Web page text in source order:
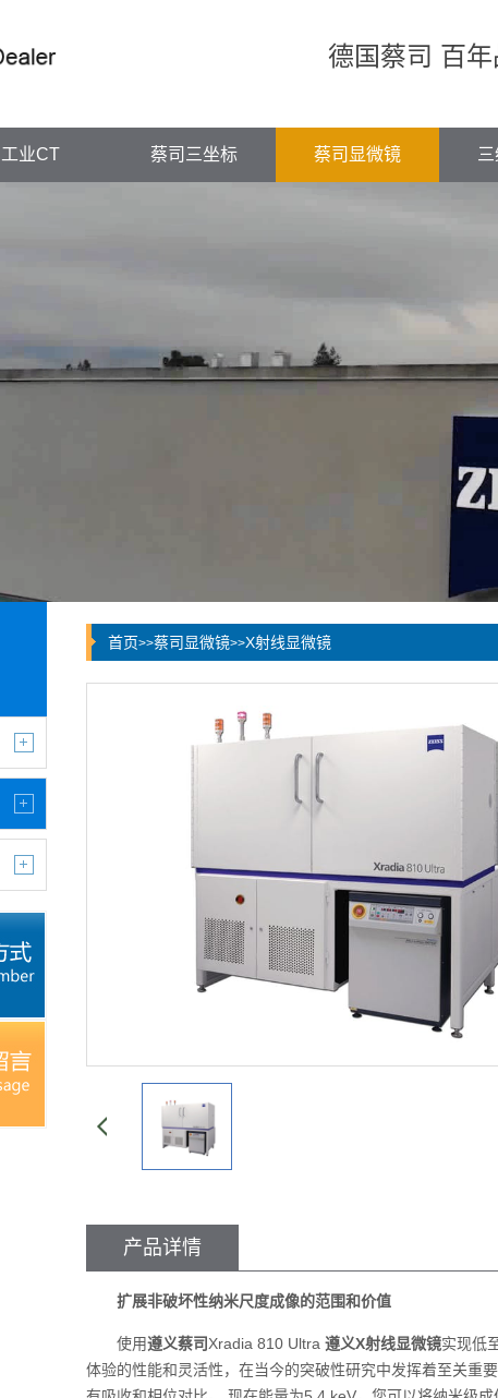
德国蔡司 百年
工业CT 蔡司三坐标 蔡司显微镜
首页>>蔡司显微镜>>X射线显微镜
产品详情
扩展非破坏性纳米尺度成像的范围和价值
使用遵义蔡司Xradia 810 Ultra 遵义X射线显微镜实现低
体验的性能和灵活性，在当今的突破性研究中发挥着至关重